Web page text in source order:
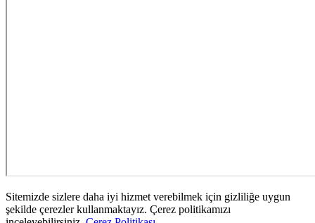
Sitemizde sizlere daha iyi hizmet verebilmek için gizliliğe uygun
şekilde çerezler kullanmaktayız. Çerez politikamızı